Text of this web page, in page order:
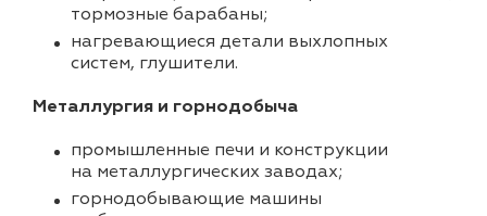
тормозные барабаны;
нагревающиеся детали выхлопных
систем, глушители.
Металлургия и горнодобыча
промышленные печи и конструкции
на металлургических заводах;
горнодобывающие машины